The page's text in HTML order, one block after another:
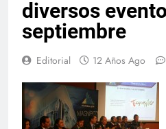
diversos
septiembre
Editorial 12 Años Ago